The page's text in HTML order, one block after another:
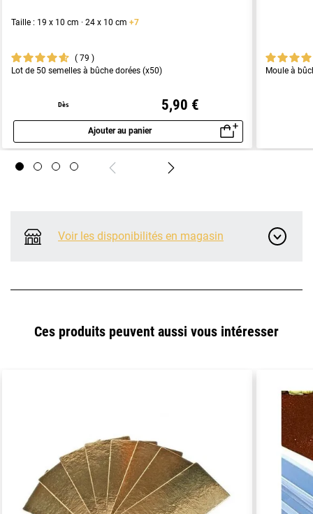
Taille : 19 x 10 cm · 24 x 10 cm +7
79
Lot de 50 semelles à bûche dorées (x50)
Dès 5,90 €
Ajouter au panier
Aperçu rapide
Moule à
Voir les disponibilités en magasin
Ces produits peuvent aussi vous intéresser